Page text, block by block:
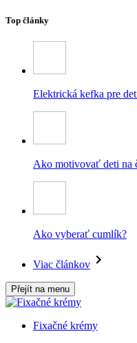
Top články
Elektrická kefka pre
Ako motivovať deti na
Ako vyberať cumlík?
Viac článkov
Přejít na menu
Fixačné krémy